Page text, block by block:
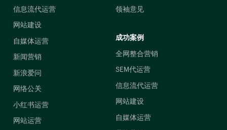
信息流代运营
网站建设
自媒体运营
新闻营销
新浪爱问
网络公关
小红书运营
网站运营
领袖意见
成功案例
全网整合营销
SEM代运营
信息流代运营
网站建设
自媒体运营